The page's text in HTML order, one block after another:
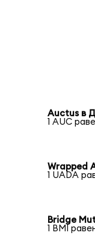
Auctus в
1 AUC
Wrapped
1 UADA
Bridge
1 BMI